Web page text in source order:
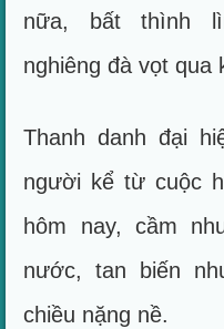
nữa, bất thình
nghiêng đà vọt qua
Thanh danh đại
người kể từ cuộc
hôm nay, cầm
nước, tan biến
chiều nặng nề.